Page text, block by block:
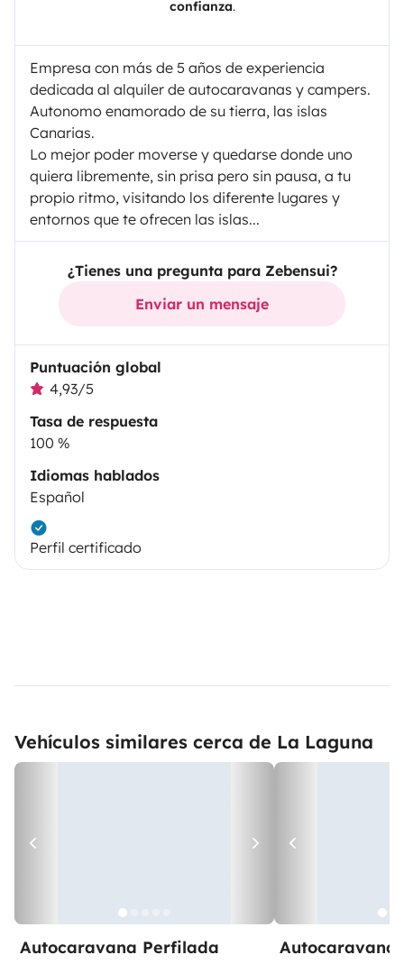
confianza.
Empresa con más de 5 años de experiencia
dedicada al alquiler de autocaravanas y campers.
Autonomo enamorado de su tierra, las islas
Canarias.
Lo mejor poder moverse y quedarse donde uno
quiera libremente, sin prisa pero sin pausa, a tu
propio ritmo, visitando los diferente lugares y
entornos que te ofrecen las islas...
¿Tienes una pregunta para Zebensui?
Enviar un mensaje
Puntuación global
4,93/5
Tasa de respuesta
100 %
Idiomas hablados
Español
Perfil certificado
Vehículos similares cerca de La Laguna
Autocaravana Perfilada Autocaravana